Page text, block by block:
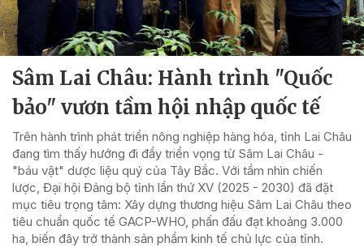
Sâm Lai Châu: Hành trình "Quốc
bảo" vươn tầm hội nhập quốc tế
Trên hành trình phát triển nông nghiệp hàng hóa, tỉnh Lai Châu
đang tìm thấy hướng đi đầy triển vọng từ Sâm Lai Châu -
"báu vật" dược liệu quý của Tây Bắc. Với tầm nhìn chiến
lược, Đại hội Đảng bộ tỉnh lần thứ XV (2025 - 2030) đã đặt
mục tiêu trọng tâm: Xây dựng thương hiệu Sâm Lai Châu theo
tiêu chuẩn quốc tế GACP-WHO, phấn đấu đạt khoảng 3.000
ha, biến đây trở thành sản phẩm kinh tế chủ lực của tỉnh.